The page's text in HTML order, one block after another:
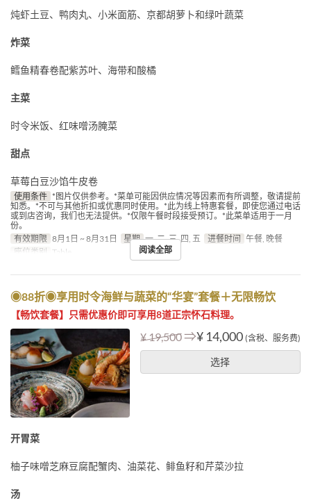
炖虾土豆、鸭肉丸、小米面筋、京都胡萝卜和绿叶蔬菜
炸菜
鳕鱼精春卷配紫苏叶、海带和酸橘
主菜
时令米饭、红味噌汤腌菜
甜点
草莓白豆沙馅牛皮卷
使用条件 *图片仅供参考。*菜单可能因供应情况等因素而有所调整，敬请提前
知悉。*不可与其他折扣或优惠同时使用。*此为线上特惠套餐，即使您通过电话
或到店咨询，我们也无法提供。*仅限午餐时段接受预订。*此菜单适用于一月
份。
有效期限 8月1日 ~ 8月31日 星期 一, 二, 三, 四, 五 进餐时间 午餐, 晚餐
座位类别 Table 阅读全部
◉88折◉享用时令海鲜与蔬菜的“华宴”套餐＋无限畅饮
【畅饮套餐】只需优惠价即可享用8道正宗怀石料理。
¥ 19,500⇒¥ 14,000 (含税、服务费)
选择
开胃菜
柚子味噌芝麻豆腐配蟹肉、油菜花、鲱鱼籽和芹菜沙拉
汤